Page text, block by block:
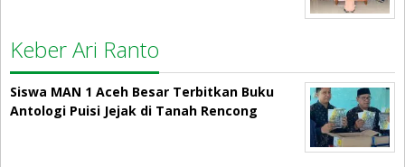
Keber Ari Ranto
Siswa MAN 1 Aceh Besar Terbitkan Buku
Antologi Puisi Jejak di Tanah Rencong